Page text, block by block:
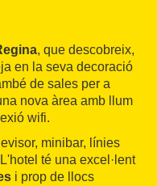
, que descobreix,
en la seva decoració
de sales per a
nova àrea amb llum
wifi.
minibar, línies
té una excel·lent
i prop de llocs